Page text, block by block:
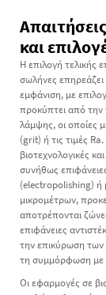
και
Η επιλογή τελικής
σωλήνες επηρεάζει
εμφάνιση, με
προκύπτει από
λάμψης, οι οποίες
(grit) ή τις τιμές
βιοτεχνολογικές
συνήθως
(electropolishing) ή
μικρομέτρων,
αποτρέπονται
επιφάνειες
την επικύρωση των
τη συμμόρφωση με
Οι εφαρμογές σε